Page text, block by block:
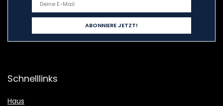
Schnelllinks
Haus